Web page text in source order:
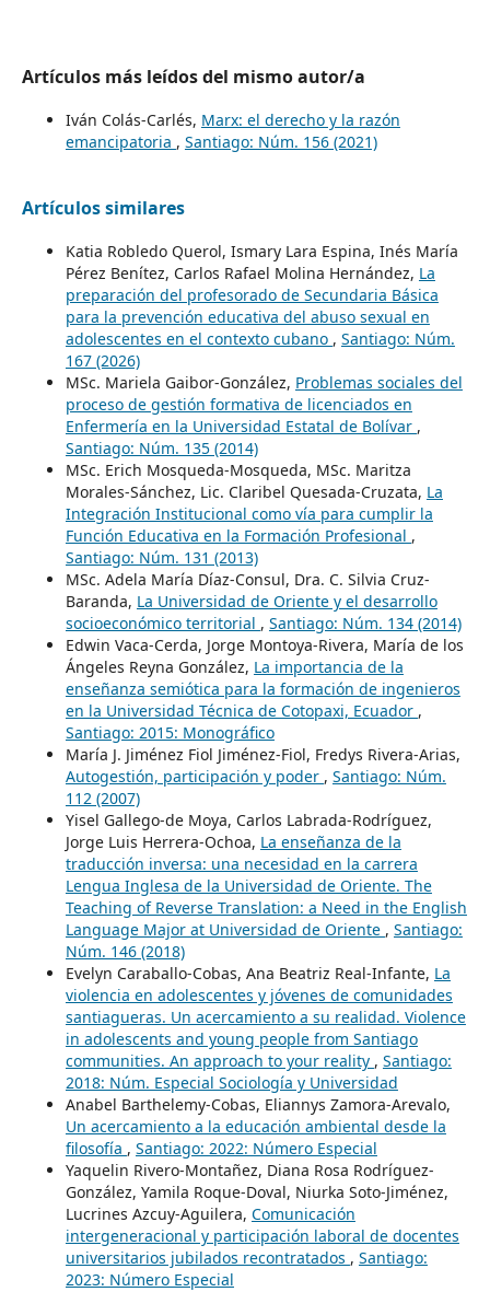
Artículos más leídos del mismo autor/a
Iván Colás-Carlés, Marx: el derecho y la razón
emancipatoria , Santiago: Núm. 156 (2021)
Artículos similares
Katia Robledo Querol, Ismary Lara Espina, Inés María
Pérez Benítez, Carlos Rafael Molina Hernández, La
preparación del profesorado de Secundaria Básica
para la prevención educativa del abuso sexual en
adolescentes en el contexto cubano , Santiago: Núm.
167 (2026)
MSc. Mariela Gaibor-González, Problemas sociales del
proceso de gestión formativa de licenciados en
Enfermería en la Universidad Estatal de Bolívar ,
Santiago: Núm. 135 (2014)
MSc. Erich Mosqueda-Mosqueda, MSc. Maritza
Morales-Sánchez, Lic. Claribel Quesada-Cruzata, La
Integración Institucional como vía para cumplir la
Función Educativa en la Formación Profesional ,
Santiago: Núm. 131 (2013)
MSc. Adela María Díaz-Consul, Dra. C. Silvia Cruz-
Baranda, La Universidad de Oriente y el desarrollo
socioeconómico territorial , Santiago: Núm. 134 (2014)
Edwin Vaca-Cerda, Jorge Montoya-Rivera, María de los
Ángeles Reyna González, La importancia de la
enseñanza semiótica para la formación de ingenieros
en la Universidad Técnica de Cotopaxi, Ecuador ,
Santiago: 2015: Monográfico
María J. Jiménez Fiol Jiménez-Fiol, Fredys Rivera-Arias,
Autogestión, participación y poder , Santiago: Núm.
112 (2007)
Yisel Gallego-de Moya, Carlos Labrada-Rodríguez,
Jorge Luis Herrera-Ochoa, La enseñanza de la
traducción inversa: una necesidad en la carrera
Lengua Inglesa de la Universidad de Oriente. The
Teaching of Reverse Translation: a Need in the English
Language Major at Universidad de Oriente , Santiago:
Núm. 146 (2018)
Evelyn Caraballo-Cobas, Ana Beatriz Real-Infante, La
violencia en adolescentes y jóvenes de comunidades
santiagueras. Un acercamiento a su realidad. Violence
in adolescents and young people from Santiago
communities. An approach to your reality , Santiago:
2018: Núm. Especial Sociología y Universidad
Anabel Barthelemy-Cobas, Eliannys Zamora-Arevalo,
Un acercamiento a la educación ambiental desde la
filosofía , Santiago: 2022: Número Especial
Yaquelin Rivero-Montañez, Diana Rosa Rodríguez-
González, Yamila Roque-Doval, Niurka Soto-Jiménez,
Lucrines Azcuy-Aguilera, Comunicación
intergeneracional y participación laboral de docentes
universitarios jubilados recontratados , Santiago:
2023: Número Especial